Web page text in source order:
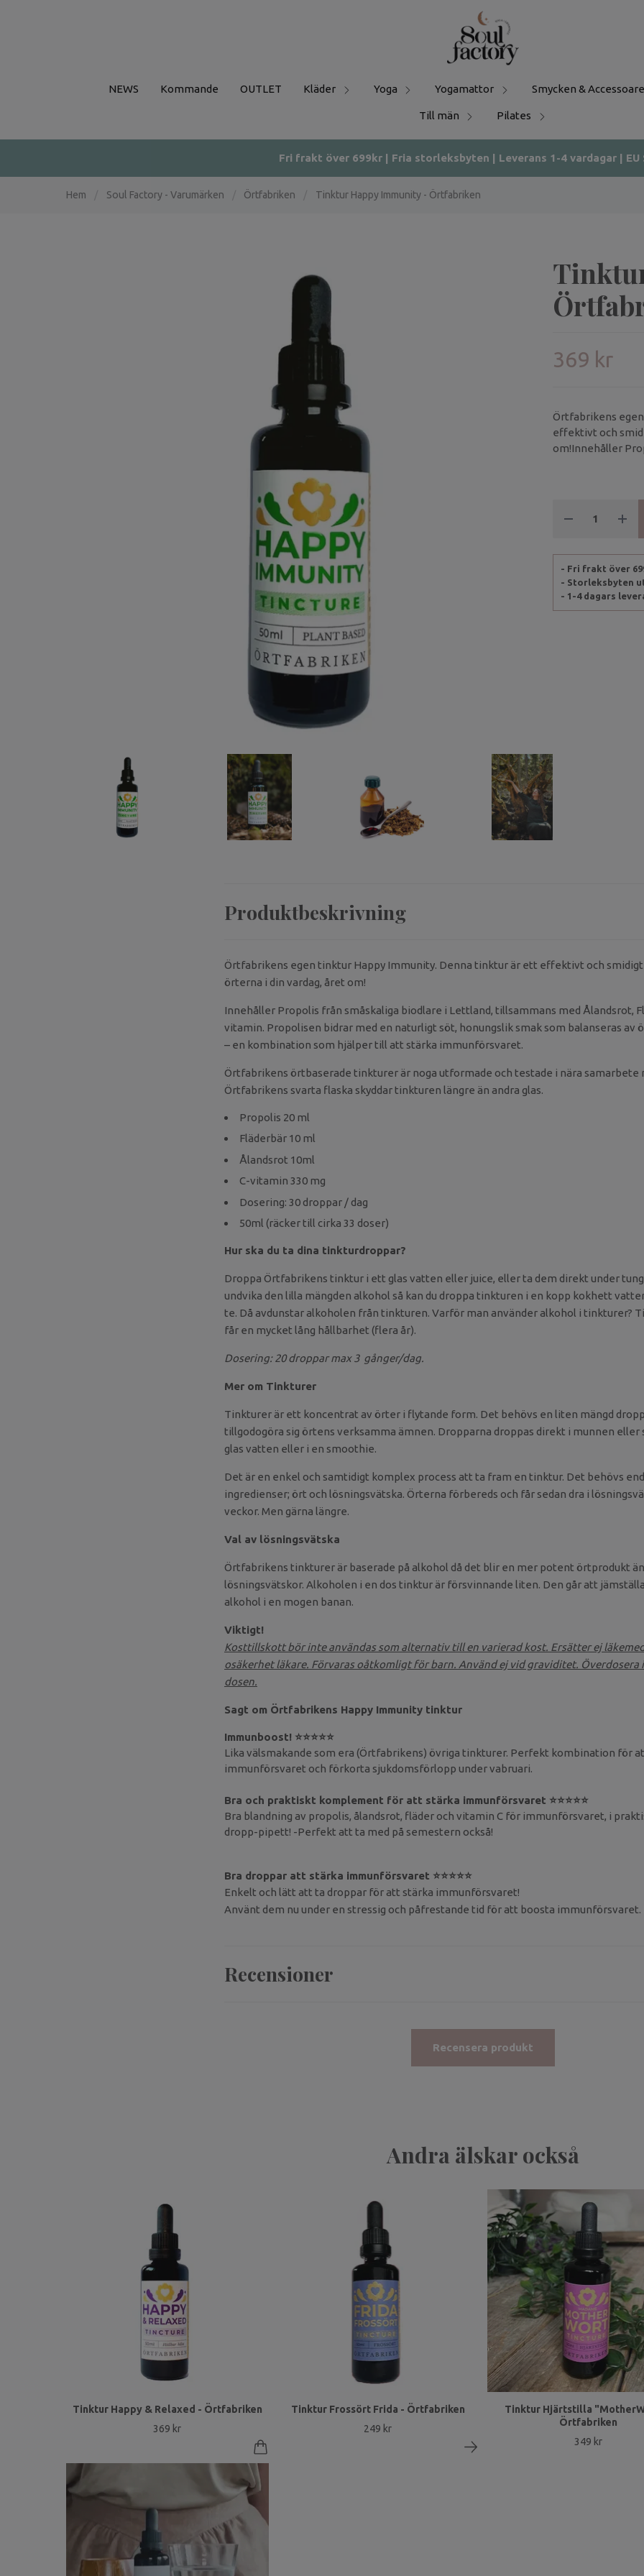
NEWS Kommande OUTLET Kläder Yoga Yogamattor Smycken &
Till män Pilates
Fri frakt över 699kr | Fria storleksbyten | Leverans 1-4 vardagar | EU
Hem Soul Factory - Varumärken Örtfabriken Tinktur Happy Immunity - Örtfabriken
369 kr
Örtfabrikens
effektivt och
om!Innehåller
- Fri frakt över
- Storleksbyten
- 1-4 dagars
Produktbeskrivning
Örtfabrikens egen tinktur Happy Immunity. Denna tinktur är ett effektivt och
örterna i din vardag, året om!
Innehåller Propolis från småskaliga biodlare i Lettland, tillsammans med Ålandsrot,
vitamin. Propolisen bidrar med en naturligt söt, honungslik smak som balanseras av
– en kombination som hjälper till att stärka immunförsvaret.
Örtfabrikens örtbaserade tinkturer är noga utformade och testade i nära samarbete
Örtfabrikens svarta flaska skyddar tinkturen längre än andra glas.
Propolis 20 ml
Fläderbär 10 ml
Ålandsrot 10ml
C-vitamin 330 mg
Dosering: 30 droppar / dag
50ml (räcker till cirka 33 doser)
Hur ska du ta dina tinkturdroppar?
Droppa Örtfabrikens tinktur i ett glas vatten eller juice, eller ta dem direkt under
undvika den lilla mängden alkohol så kan du droppa tinkturen i en kopp kokhett
te. Då avdunstar alkoholen från tinkturen. Varför man använder alkohol i tinkturer?
får en mycket lång hållbarhet (flera år).
Dosering: 20 droppar max 3 gånger/dag.
Mer om Tinkturer
Tinkturer är ett koncentrat av örter i flytande form. Det behövs en liten mängd
tillgodogöra sig örtens verksamma ämnen. Dropparna droppas direkt i munnen eller
glas vatten eller i en smoothie.
Det är en enkel och samtidigt komplex process att ta fram en tinktur. Det behövs
ingredienser; ört och lösningsvätska. Örterna förbereds och får sedan dra i
veckor. Men gärna längre.
Val av lösningsvätska
Örtfabrikens tinkturer är baserade på alkohol då det blir en mer potent örtprodukt
lösningsvätskor. Alkoholen i en dos tinktur är försvinnande liten. Den går att
alkohol i en mogen banan.
Viktigt!
Kosttillskott bör inte användas som alternativ till en varierad kost. Ersätter ej
osäkerhet läkare. Förvaras oåtkomligt för barn. Använd ej vid graviditet. Överdosera
dosen.
Sagt om Örtfabrikens Happy Immunity tinktur
Immunboost! ⭐⭐⭐⭐⭐
Lika välsmakande som era (Örtfabrikens) övriga tinkturer. Perfekt kombination för
immunförsvaret och förkorta sjukdomsförlopp under vabruari.
Bra och praktiskt komplement för att stärka immunförsvaret ⭐⭐⭐⭐⭐
Bra blandning av propolis, ålandsrot, fläder och vitamin C för immunförsvaret, i
dropp-pipett! -Perfekt att ta med på semestern också!
Bra droppar att stärka immunförsvaret ⭐⭐⭐⭐⭐
Enkelt och lätt att ta droppar för att stärka immunförsvaret!
Använt dem nu under en stressig och påfrestande tid för att boosta immunförsvaret.
Recensioner
Recensera produkt
Andra älskar också
Tinktur Happy & Relaxed - Örtfabriken
369 kr
Tinktur Frossört Frida - Örtfabriken
249 kr
Tinktur Hjärtstilla
Örtfabriken
349 kr